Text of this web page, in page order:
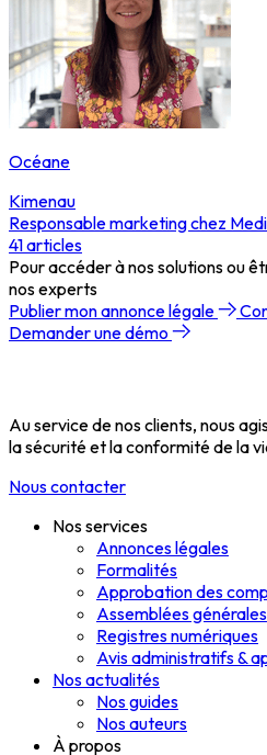
Océane
Kimenau
Responsable marketing chez
41articles
Pour accéder à nos solutions ou
nos experts
Publier mon annonce légale
Demander une démo
Au service de nos clients, nous
la sécurité et la conformité de la
Nous contacter
Nos services
Annonces légales
Formalités
Approbation des
Assemblées générales
Registres numériques
Avis administratifs &
Nos actualités
Nos guides
Nos auteurs
À propos